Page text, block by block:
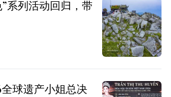
系列活动回归，带
球遗产小姐总决